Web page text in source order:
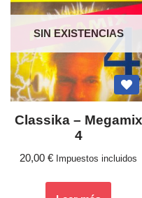
SIN EXISTENCIAS
Classika ‎– Megamix
4
20,00 € Impuestos incluidos